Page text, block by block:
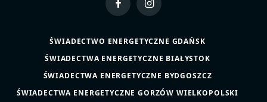
FacebookInstagram
ŚWIADECTWO ENERGETYCZNE GDAŃSK
ŚWIADECTWA ENERGETYCZNE BIAŁYSTOK
ŚWIADECTWA ENERGETYCZNE BYDGOSZCZ
ŚWIADECTWA ENERGETYCZNE GORZÓW WIELKOPOLSKI